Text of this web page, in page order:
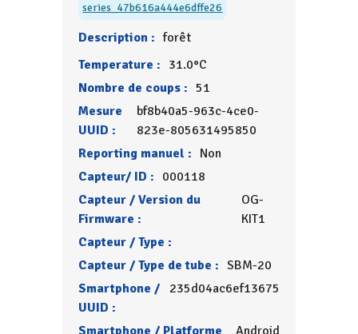
series_47b616a444e6dffe26
Description : forêt
Temperature : 31.0°C
Nombre de coups : 51
Mesure
UUID :
bf8b40a5-963c-4ce0-
823e-805631495850
Reporting manuel : Non
Capteur/ ID : 000118
Capteur / Version du
Firmware :
OG-
KIT1
Capteur / Type :
Capteur / Type de tube : SBM-20
Smartphone /
UUID :
235d04ac6ef13675
Smartphone / Platforme Android